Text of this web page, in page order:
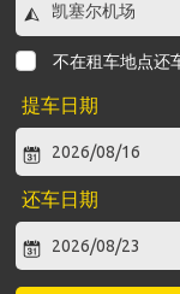
不在租车地点还
提车日期
还车日期